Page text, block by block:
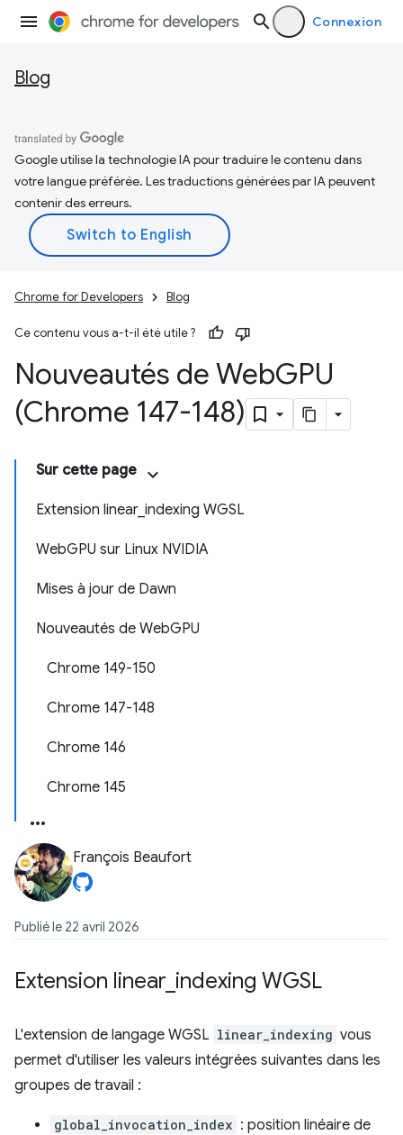
Connexion
Blog
Google utilise la technologie IA pour traduire le contenu dans
votre langue préférée. Les traductions générées par IA peuvent
contenir des erreurs.
Chrome for Developers Blog
Ce contenu vous a-t-il été utile ?
Nouveautés de WebGPU
(Chrome 147-148)
Sur cette page
Extension linear_indexing WGSL
WebGPU sur Linux NVIDIA
Mises à jour de Dawn
Nouveautés de WebGPU
Chrome 149-150
Chrome 147-148
Chrome 146
Chrome 145
François Beaufort
Publié le 22 avril 2026
Extension linear indexing WGSL
L'extension de langage WGSL linear_indexing vous
permet d'utiliser les valeurs intégrées suivantes dans les
groupes de travail :
global_invocation_index : position linéaire de